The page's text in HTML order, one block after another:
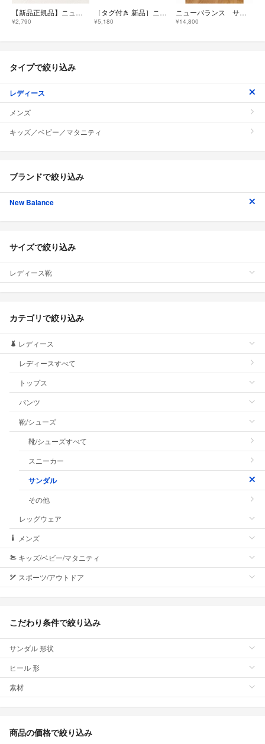
【新品正規品】ニューバランス シャワーサンダル 24cm 定価3,960円
¥2,790
［タグ付き 新品］ニューバランス サンダル レディース 23.5cm
¥5,180
ニューバランス サンダル 9060ホワイト
¥14,800
タイプで絞り込み
レディース
メンズ
キッズ／ベビー／マタニティ
ブランドで絞り込み
New Balance
サイズで絞り込み
レディース靴
カテゴリで絞り込み
レディース
レディースすべて
トップス
パンツ
靴/シューズ
靴/シューズすべて
スニーカー
サンダル
その他
レッグウェア
メンズ
キッズ/ベビー/マタニティ
スポーツ/アウトドア
こだわり条件で絞り込み
サンダル 形状
ヒール 形
素材
商品の価格で絞り込み